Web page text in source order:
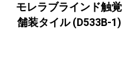
モレラブラインド触覚
舗装タイル (D533B-1)